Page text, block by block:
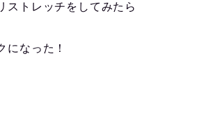
ストレッチをしてみたら
になった！